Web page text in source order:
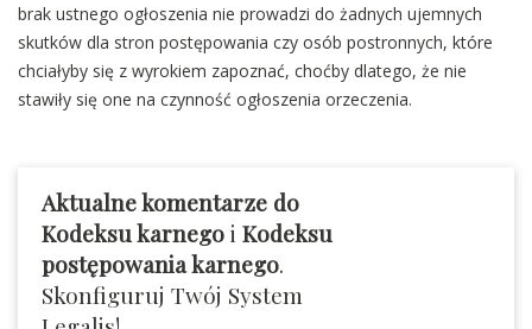
brak ustnego ogłoszenia nie prowadzi do żadnych ujemnych
skutków dla stron postępowania czy osób postronnych, które
chciałyby się z wyrokiem zapoznać, choćby dlatego, że nie
stawiły się one na czynność ogłoszenia orzeczenia.
Aktualne komentarze do
Kodeksu karnegoi Kodeksu
postępowania karnego.
Skonfiguruj Twój System